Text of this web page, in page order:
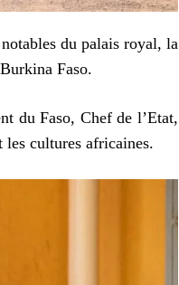
du palais royal, la
Faso.
du Faso, Chef de l’Etat,
les cultures africaines.